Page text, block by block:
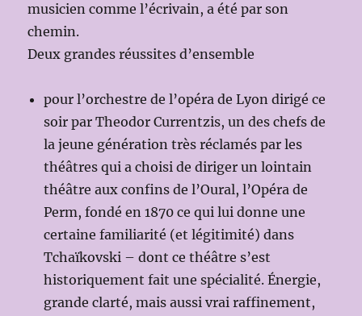
musicien comme l’écrivain, a été par son
chemin.
Deux grandes réussites d’ensemble
pour l’orchestre de l’opéra de Lyon dirigé ce
soir par Theodor Currentzis, un des chefs de
la jeune génération très réclamés par les
théâtres qui a choisi de diriger un lointain
théâtre aux confins de l’Oural, l’Opéra de
Perm, fondé en 1870 ce qui lui donne une
certaine familiarité (et légitimité) dans
Tchaïkovski – dont ce théâtre s’est
historiquement fait une spécialité. Énergie,
grande clarté, mais aussi vrai raffinement,